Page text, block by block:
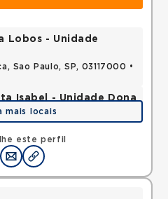
este perfil
Lobos - Unidade
Sao Paulo, SP, 03117000 •
Isabel - Unidade Dona
Buarque, Sao Paulo, SP,
mais locais